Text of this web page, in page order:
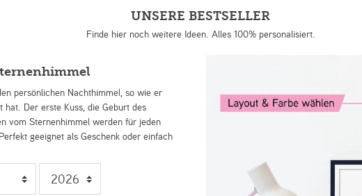
UNSERE BESTSELLER
Finde hier noch weitere Ideen. Alles 100% personalisiert.
persönlichen Nachthimmel, so wie er
hat. Der erste Kuss, die Geburt des
vom Sternenhimmel werden für jeden
geeignet als Geschenk oder einfach